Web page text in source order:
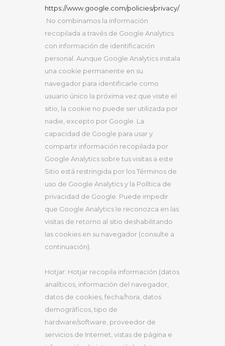
https://www.google.com/policies/privacy/.
No combinamos la información
recopilada a través de Google Analytics
con información de identificación
personal. Aunque Google Analytics instala
una cookie permanente en su
navegador para identificarle como
usuario único la próxima vez que visite el
sitio, la cookie no puede ser utilizada por
nadie, excepto por Google. La
capacidad de Google para usar y
compartir información recopilada por
Google Analytics sobre tus visitas a este
Sitio está restringida por los Términos de
uso de Google Analytics y la Política de
privacidad de Google. Puede impedir
que Google Analytics le reconozca en las
visitas de retorno al sitio deshabilitando
las cookies en su navegador (consulte a
continuación).
Hotjar: Hotjar recopila información (datos
analíticos, información del navegador,
datos de cookies, fecha/hora, datos
demográficos, tipo de
hardware/software, proveedor de
servicios de Internet, vistas de página e